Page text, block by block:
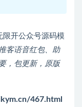
限开公众号源码模
客语音红包、助
，包更新，原版
467.html